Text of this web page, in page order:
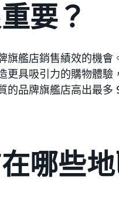
要？
旗艦店銷售績效的機會
更具吸引力的購物體驗
的品牌旗艦店高出最
哪些